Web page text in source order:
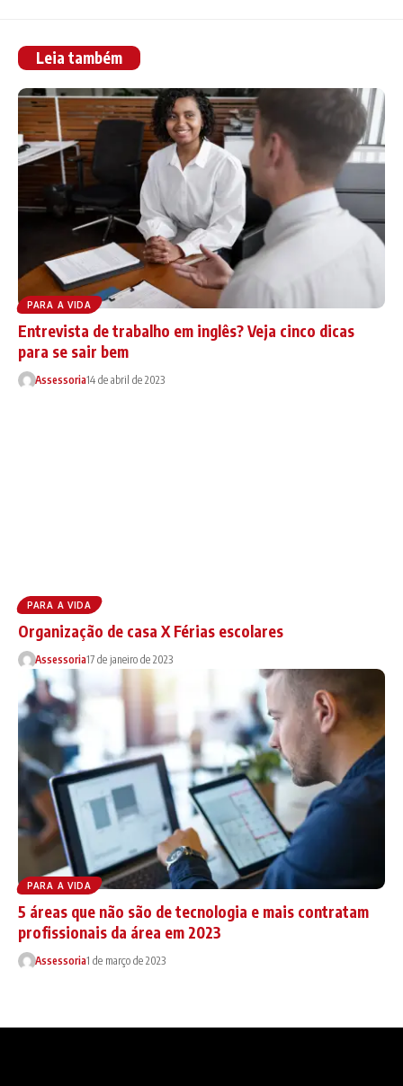
Leia também
PARA A VIDA
Entrevista de trabalho em inglês? Veja cinco dicas
para se sair bem
Assessoria14 de abril de 2023
PARA A VIDA
Organização de casa X Férias escolares
Assessoria17 de janeiro de 2023
PARA A VIDA
5 áreas que não são de tecnologia e mais contratam
profissionais da área em 2023
Assessoria1 de março de 2023